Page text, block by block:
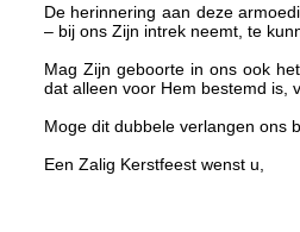
De herinnering aan deze
– bij ons Zijn intrek neemt, te
Mag Zijn geboorte in ons ook
dat alleen voor Hem bestemd is,
Moge dit dubbele verlangen ons
Een Zalig Kerstfeest wenst u,